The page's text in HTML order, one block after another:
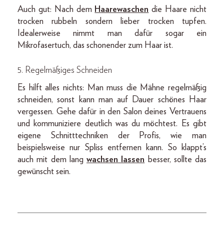
Auch gut: Nach dem Haarewaschen die Haare nicht
trocken rubbeln sondern lieber trocken tupfen.
Idealerweise nimmt man dafür sogar ein
Mikrofasertuch, das schonender zum Haar ist.
5. Regelmäßiges Schneiden
Es hilft alles nichts: Man muss die Mähne regelmäßig
schneiden, sonst kann man auf Dauer schönes Haar
vergessen. Gehe dafür in den Salon deines Vertrauens
und kommuniziere deutlich was du möchtest. Es gibt
eigene Schnitttechniken der Profis, wie man
beispielsweise nur Spliss entfernen kann. So klappt’s
auch mit dem lang wachsen lassen besser, sollte das
gewünscht sein.